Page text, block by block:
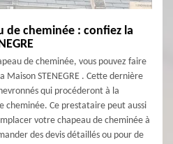
de cheminée : confiez la
de cheminée, vous pouvez faire
Maison STENEGRE . Cette dernière
qui procéderont à la
cheminée. Ce prestataire peut aussi
votre chapeau de cheminée à
des devis détaillés ou pour de